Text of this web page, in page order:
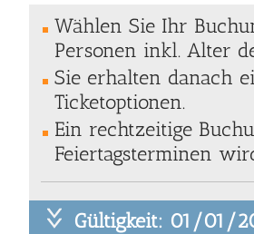
Wählen Sie Ihr
Personen inkl. Alter
Sie erhalten danach
Ticketoptionen.
Ein rechtzeitige
Feiertagsterminen
Gültigkeit: 01/01/